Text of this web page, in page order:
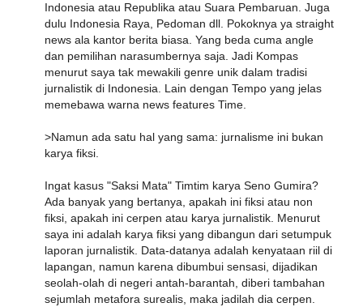
Indonesia atau Republika atau Suara Pembaruan. Juga
dulu Indonesia Raya, Pedoman dll. Pokoknya ya straight
news ala kantor berita biasa. Yang beda cuma angle
dan pemilihan narasumbernya saja. Jadi Kompas
menurut saya tak mewakili genre unik dalam tradisi
jurnalistik di Indonesia. Lain dengan Tempo yang jelas
memebawa warna news features Time.
>Namun ada satu hal yang sama: jurnalisme ini bukan
karya fiksi.
Ingat kasus "Saksi Mata" Timtim karya Seno Gumira?
Ada banyak yang bertanya, apakah ini fiksi atau non
fiksi, apakah ini cerpen atau karya jurnalistik. Menurut
saya ini adalah karya fiksi yang dibangun dari setumpuk
laporan jurnalistik. Data-datanya adalah kenyataan riil di
lapangan, namun karena dibumbui sensasi, dijadikan
seolah-olah di negeri antah-barantah, diberi tambahan
sejumlah metafora surealis, maka jadilah dia cerpen.